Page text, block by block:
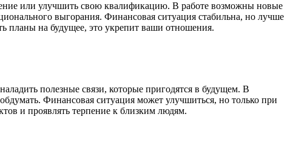
или улучшить свою квалификацию. В работе возможны новые
выгорания. Финансовая ситуация стабильна, но лучше
планы на будущее, это укрепит ваши отношения.
полезные связи, которые пригодятся в будущем. В
Финансовая ситуация может улучшиться, но только при
и проявлять терпение к близким людям.